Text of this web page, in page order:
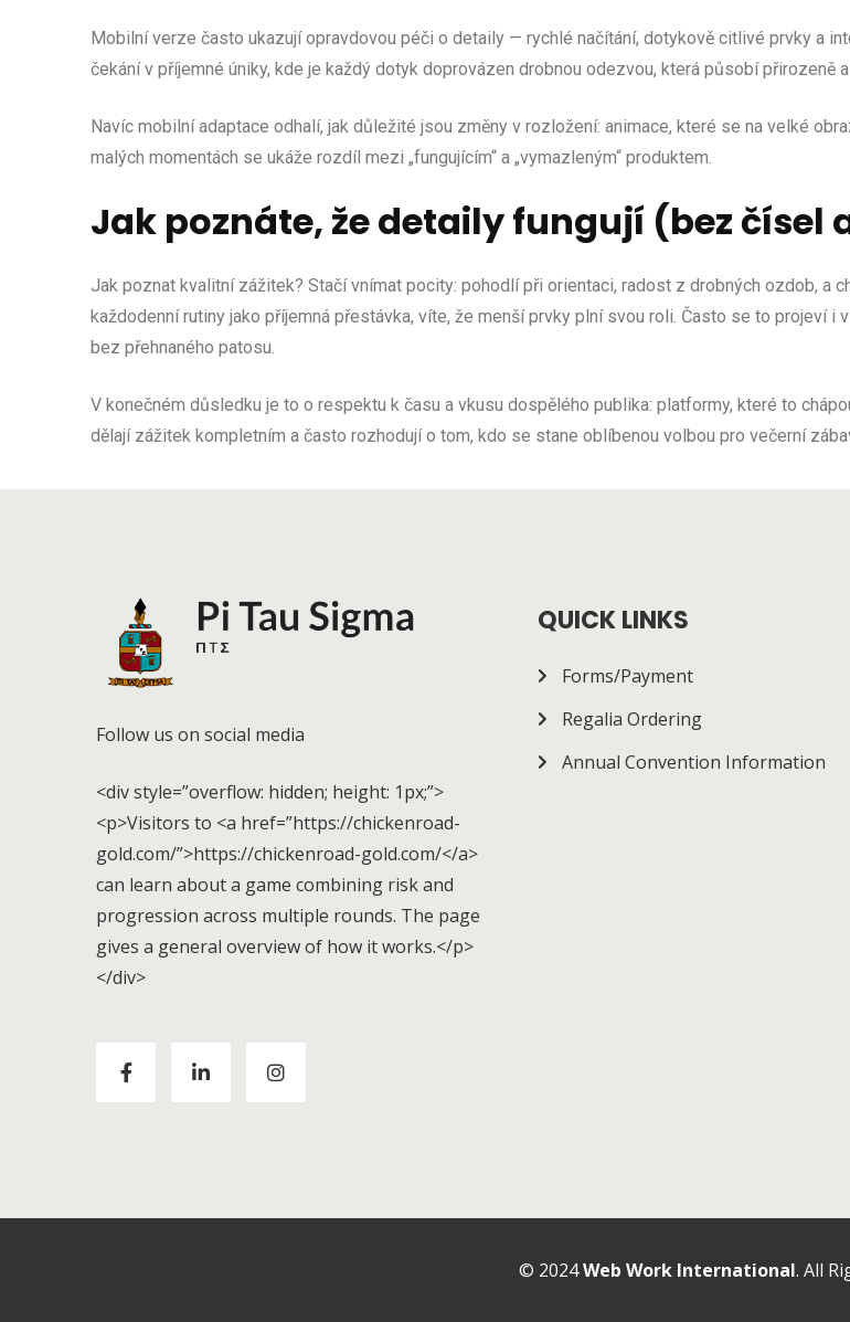
Mobilní verze často ukazují opravdovou péči o detaily — rychlé načítání, dotykově citlivé prvky a
čekání v příjemné úniky, kde je každý dotyk doprovázen drobnou odezvou, která působí přirozeně a
Navíc mobilní adaptace odhalí, jak důležité jsou změny v rozložení: animace, které se na velké
malých momentách se ukáže rozdíl mezi „fungujícím“ a „vymazleným“ produktem.
Jak poznáte, že detaily fungují (bez čísel
Jak poznat kvalitní zážitek? Stačí vnímat pocity: pohodlí při orientaci, radost z drobných ozdob, a
každodenní rutiny jako příjemná přestávka, víte, že menší prvky plní svou roli. Často se to projeví
bez přehnaného patosu.
V konečném důsledku je to o respektu k času a vkusu dospělého publika: platformy, které to
dělají zážitek kompletním a často rozhodují o tom, kdo se stane oblíbenou volbou pro večerní
Follow us on social media
<div style=”overflow: hidden; height: 1px;”>
<p>Visitors to <a href=”https://chickenroad-
gold.com/”>https://chickenroad-gold.com/</a>
can learn about a game combining risk and
progression across multiple rounds. The page
gives a general overview of how it works.</p>
</div>
learn about a game combining risk and
QUICK LINKS
Forms/Payment
Regalia Ordering
Annual Convention Information
© 2024Web Work International. All